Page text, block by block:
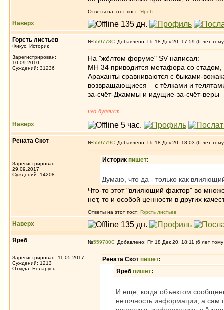
Ответы на этот пост: Яреб
Наверх
Горсть листьев
Фикус, Историк
Зарегистрирован:
10.09.2010
Суждений: 31236
№559778 Добавлено: Пт 18 Дек 20, 17:59 (6 лет
На "жёлтом форуме" SV написал:
МН 34 приводится метафора со стадом,
Араханты сравниваются с быками-
возвращающиеся – с тёлками и
за-счёт-Дхаммы и идущие-за-счёт-веры
нео-буддист
Наверх
Рената Скот
Зарегистрирован:
29.09.2017
Суждений: 14208
№559779 Добавлено: Пт 18 Дек 20, 18:03 (6 лет
Историк пишет:
Думаю, что да - только как
Что-то этот "влияющий фактор" во
нет, то и особой ценности в других
Ответы на этот пост: Горсть листьев
Наверх
Яреб
Зарегистрирован: 11.05.2017
Суждений: 1213
Откуда: Беларусь
№559780 Добавлено: Пт 18 Дек 20, 18:11 (6 лет
Рената Скот пишет:
Яреб пишет:
И еще, когда объектом
неточность информации, а сам